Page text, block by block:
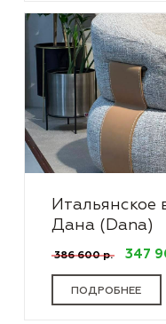
Дана (Dana)
386 600 р. 347
ПОДРОБНЕЕ